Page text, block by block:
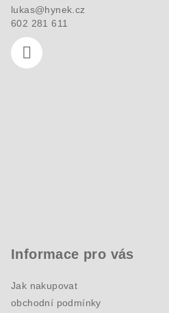
lukas@hynek.cz
602 281 611
Informace pro vás
Jak nakupovat
obchodní podmínky